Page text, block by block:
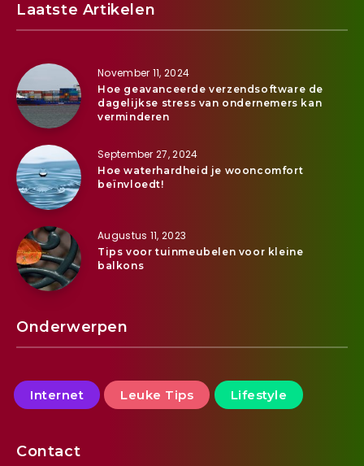
Laatste Artikelen
November 11, 2024
Hoe geavanceerde verzendsoftware de
dagelijkse stress van ondernemers kan
verminderen
September 27, 2024
Hoe waterhardheid je wooncomfort
beïnvloedt!
Augustus 11, 2023
Tips voor tuinmeubelen voor kleine
balkons
Onderwerpen
Internet Leuke Tips Lifestyle
Contact